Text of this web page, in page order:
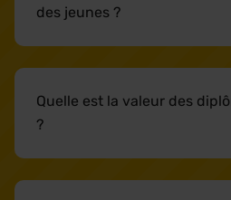
des jeunes ?
Quelle est la valeur des
?